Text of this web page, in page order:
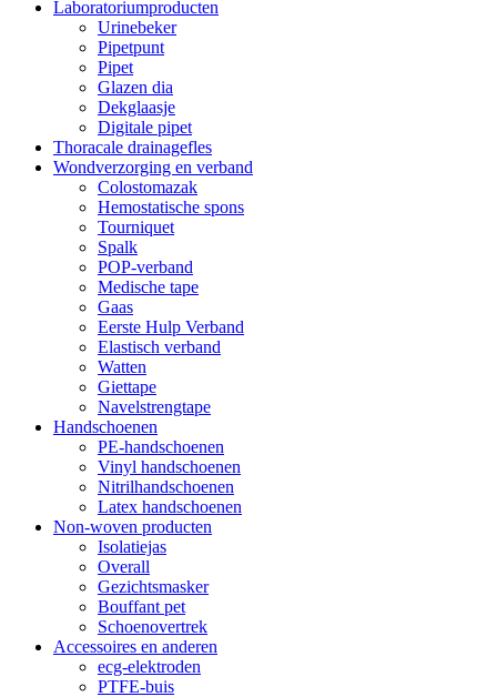
Laboratoriumproducten
Urinebeker
Pipetpunt
Pipet
Glazen dia
Dekglaasje
Digitale pipet
Thoracale drainagefles
Wondverzorging en verband
Colostomazak
Hemostatische spons
Tourniquet
Spalk
POP-verband
Medische tape
Gaas
Eerste Hulp Verband
Elastisch verband
Watten
Giettape
Navelstrengtape
Handschoenen
PE-handschoenen
Vinyl handschoenen
Nitrilhandschoenen
Latex handschoenen
Non-woven producten
Isolatiejas
Overall
Gezichtsmasker
Bouffant pet
Schoenovertrek
Accessoires en anderen
ecg-elektroden
PTFE-buis